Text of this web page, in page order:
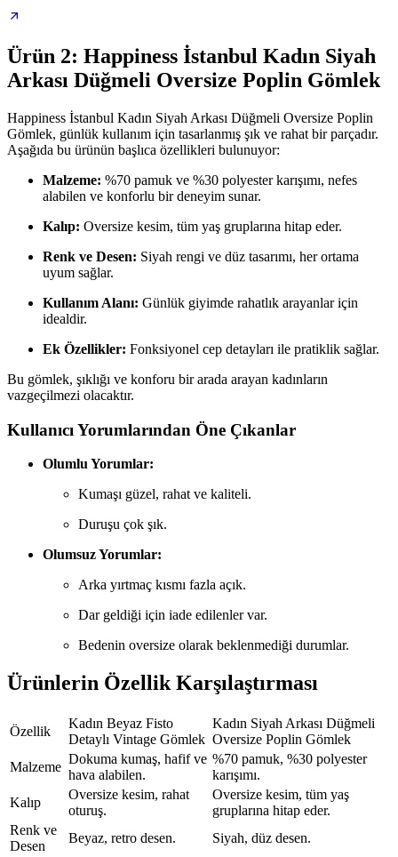
Ürün 2: Happiness İstanbul Kadın Siyah
Arkası Düğmeli Oversize Poplin Gömlek
Happiness İstanbul Kadın Siyah Arkası Düğmeli Oversize Poplin
Gömlek, günlük kullanım için tasarlanmış şık ve rahat bir parçadır.
Aşağıda bu ürünün başlıca özellikleri bulunuyor:
Malzeme: %70 pamuk ve %30 polyester karışımı, nefes
alabilen ve konforlu bir deneyim sunar.
Kalıp: Oversize kesim, tüm yaş gruplarına hitap eder.
Renk ve Desen: Siyah rengi ve düz tasarımı, her ortama
uyum sağlar.
Kullanım Alanı: Günlük giyimde rahatlık arayanlar için
idealdir.
Ek Özellikler: Fonksiyonel cep detayları ile pratiklik sağlar.
Bu gömlek, şıklığı ve konforu bir arada arayan kadınların
vazgeçilmezi olacaktır.
Kullanıcı Yorumlarından Öne Çıkanlar
Olumlu Yorumlar:
Kumaşı güzel, rahat ve kaliteli.
Duruşu çok şık.
Olumsuz Yorumlar:
Arka yırtmaç kısmı fazla açık.
Dar geldiği için iade edilenler var.
Bedenin oversize olarak beklenmediği durumlar.
Ürünlerin Özellik Karşılaştırması
Özellik
Kadın Beyaz Fisto
Detaylı Vintage Gömlek
Kadın Siyah Arkası Düğmeli
Oversize Poplin Gömlek
Malzeme
Dokuma kumaş, hafif ve
hava alabilen.
%70 pamuk, %30 polyester
karışımı.
Kalıp
Oversize kesim, rahat
oturuş.
Oversize kesim, tüm yaş
gruplarına hitap eder.
Renk ve
Desen
Beyaz, retro desen.
Siyah, düz desen.